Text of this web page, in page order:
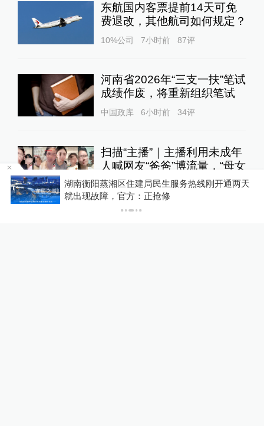
东航国内客票提前14天可免
费退改，其他航司如何规定？
10%公司 7小时前 87评
河南省2026年“三支一扶”笔试
成绩作废，将重新组织笔试
中国政库 6小时前 34评
1
扫描“主播”｜主播利用未成年
人喊网友“爸爸”博流量，“母女
合拍”多账号被封禁
直击现场 13小时前
湖南衡阳蒸湘区住建局民生服务热线刚开通两天
就出现故障，官方：正抢修